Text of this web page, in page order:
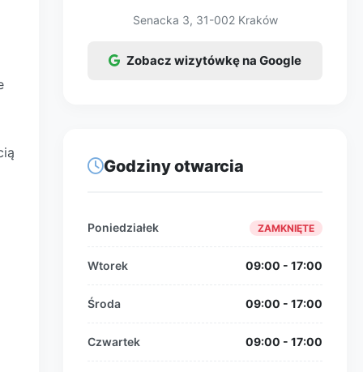
Senacka 3, 31-002 Kraków
Zobacz wizytówkę na Google
Godziny otwarcia
Poniedziałek ZAMKNIĘTE
Wtorek 09:00 - 17:00
Środa 09:00 - 17:00
Czwartek 09:00 - 17:00